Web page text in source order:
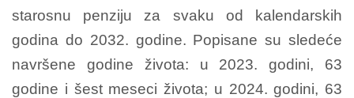
starosnu penziju za svaku od kalendarskih
godina do 2032. godine. Popisane su sledeće
navršene godine života: u 2023. godini, 63
godine i šest meseci života; u 2024. godini, 63